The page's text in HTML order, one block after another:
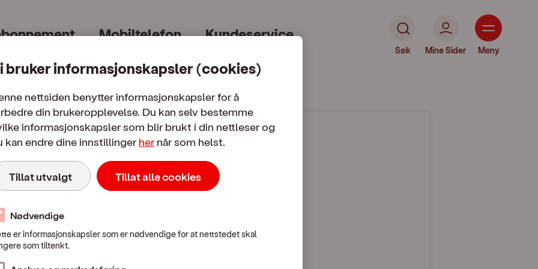
Mobiltelefon Kundeservice
Søk Mine Sider Meny
Mobilpriser
Mobilpriser når du ringer eller sender SMS / MMS til utlandet
bruker informasjonskapsler (cookies)
nettsiden benytter informasjonskapsler for å
din brukeropplevelse. Du kan selv bestemme
informasjonskapsler som blir brukt i din nettleser og
kan endre dine innstillinger her når som helst.
Tillat utvalgt Tillat alle cookies
Nødvendige
er informasjonskapsler som er nødvendige for at nettstedet skal
som tiltenkt.